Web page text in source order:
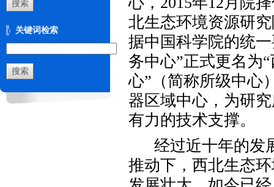
关键词检索
北生态环境资源研
据中国科学院的统
务中心”正式更名为
心”（简称所级中心
器区域中心，为研
有力的技术支撑。
经过近十年的发
推动下，西北生态